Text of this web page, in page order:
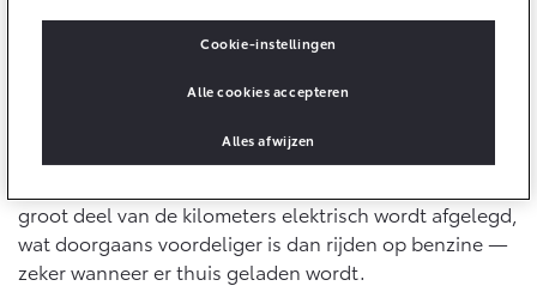
Vanaf € 39.995,-
Toyota C-HR
HYBRIDE
Vanaf € 36.495,-
Toyota fabrieksgarantie
Accessoires
Banden
Energie en slim laden
Toyota Autoverzekering
Toyota Hybride Autoverzekering
Bedrijfswagens op maat
Verzekeren
Kosten per kilometer
De kosten worden vooral bepaald door het energie- of
Batterij-elektrisch en plug-in hybride rijden liggen
groot deel van de kilometers elektrisch wordt afgelegd,
wat doorgaans voordeliger is dan rijden op benzine —
zeker wanneer er thuis geladen wordt.
Cookie-instellingen
Alles afwijzen
Alle cookies accepteren